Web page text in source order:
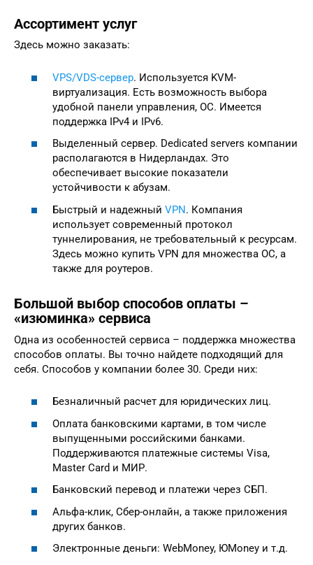
Ассортимент услуг
Здесь можно заказать:
VPS/VDS-сервер. Используется KVM-
виртуализация. Есть возможность выбора
удобной панели управления, ОС. Имеется
поддержка IPv4 и IPv6.
Выделенный сервер. Dedicated servers компании
располагаются в Нидерландах. Это
обеспечивает высокие показатели
устойчивости к абузам.
Быстрый и надежный VPN. Компания
использует современный протокол
туннелирования, не требовательный к ресурсам.
Здесь можно купить VPN для множества ОС, а
также для роутеров.
Большой выбор способов оплаты –
«изюминка» сервиса
Одна из особенностей сервиса – поддержка множества
способов оплаты. Вы точно найдете подходящий для
себя. Способов у компании более 30. Среди них:
Безналичный расчет для юридических лиц.
Оплата банковскими картами, в том числе
выпущенными российскими банками.
Поддерживаются платежные системы Visa,
Master Card и МИР.
Банковский перевод и платежи через СБП.
Альфа-клик, Сбер-онлайн, а также приложения
других банков.
Электронные деньги: WebMoney, ЮMoney и т.д.